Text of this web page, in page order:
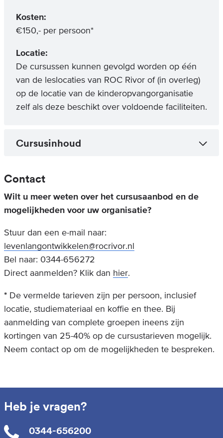
Kosten:
€150,- per persoon*
Locatie:
De cursussen kunnen gevolgd worden op één
van de leslocaties van ROC Rivor of (in overleg)
op de locatie van de kinderopvangorganisatie
zelf als deze beschikt over voldoende faciliteiten.
Cursusinhoud
Contact
Wilt u meer weten over het cursusaanbod en de
mogelijkheden voor uw organisatie?
Stuur dan een e-mail naar:
levenlangontwikkelen@rocrivor.nl
Bel naar: 0344-656272
Direct aanmelden? Klik dan hier.
* De vermelde tarieven zijn per persoon, inclusief
locatie, studiemateriaal en koffie en thee. Bij
aanmelding van complete groepen ineens zijn
kortingen van 25-40% op de cursustarieven mogelijk.
Neem contact op om de mogelijkheden te bespreken.
Heb je vragen?
0344-656200